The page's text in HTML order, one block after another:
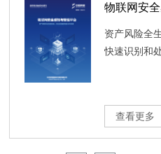
控构建安全
安全风险防
物联网安
资产风险全
快速识别和
查看更多